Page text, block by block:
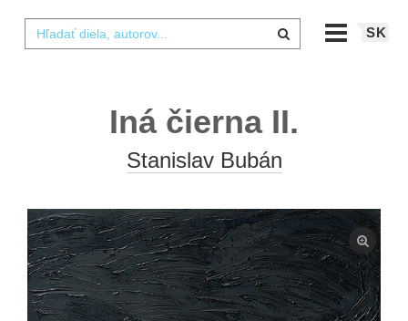
SK
Iná čierna II.
Stanislav Bubán